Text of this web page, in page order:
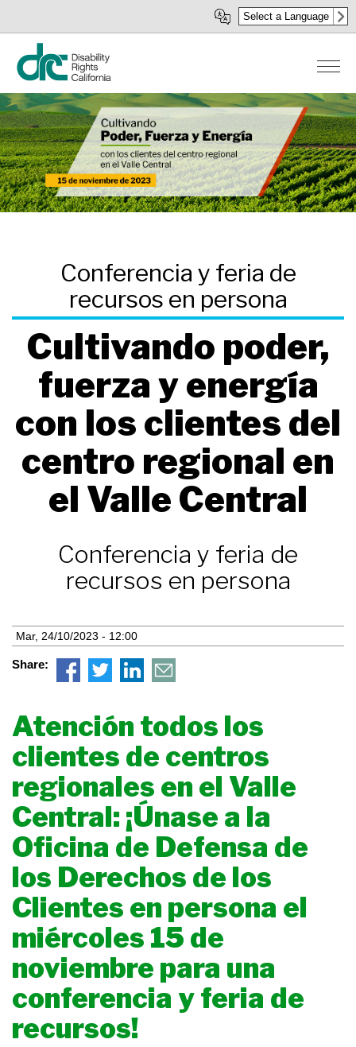
al
contenido
principal
Select a Language
Cultivando poder,
fuerza y energía
con los clientes del
centro regional en
el Valle Central
Conferencia y feria de
recursos en persona
Mar, 24/10/2023 - 12:00
Share:
Atención todos los
clientes de centros
regionales en el Valle
Central: ¡Únase a la
Oficina de Defensa de
los Derechos de los
Clientes en persona el
miércoles 15 de
noviembre para una
conferencia y feria de
recursos!